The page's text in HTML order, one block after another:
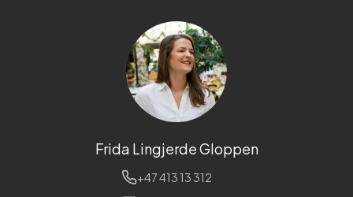
Frida Lingjerde Gloppen
+47 413 13 312